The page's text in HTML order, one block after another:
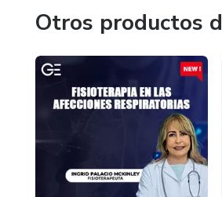
Otros productos